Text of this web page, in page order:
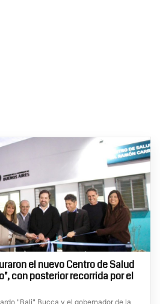
el nuevo Centro de Salud
con posterior recorrida por el
"Bali" Bucca y el gobernador de la